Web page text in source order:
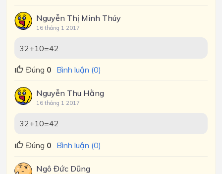
Nguyễn Thị Minh Thúy
16 tháng 1 2017
32+10=42
Đúng 0 Bình luận (0)
Nguyễn Thu Hằng
16 tháng 1 2017
32+10=42
Đúng 0 Bình luận (0)
Ngô Đức Dũng